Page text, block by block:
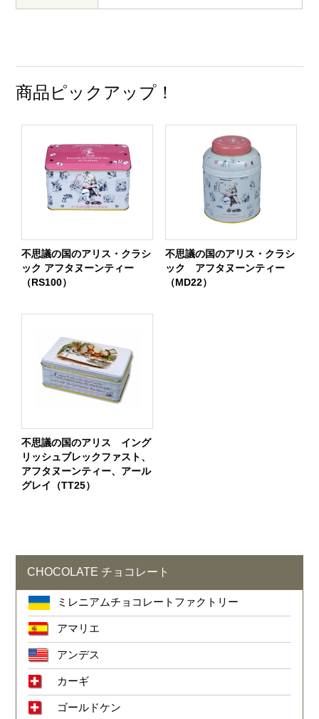
商品ピックアップ！
不思議の国のアリス・クラシ
ック アフタヌーンティー
（RS100）
不思議の国のアリス・クラシ
ック アフタヌーンティー
（MD22）
不思議の国のアリス イング
リッシュブレックファスト、
アフタヌーンティー、アール
グレイ（TT25）
CHOCOLATE チョコレート
ミレニアムチョコレートファクトリー
アマリエ
アンデス
カーギ
ゴールドケン